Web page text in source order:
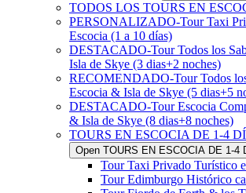
TODOS LOS TOURS EN
PERSONALIZADO-Tour Taxi
Escocia (1 a 10 días)
DESTACADO-Tour Todos los
Isla de Skye (3 dias+2 noches)
RECOMENDADO-Tour Todos
Escocia & Isla de Skye (5 dias+5
DESTACADO-Tour Escocia
& Isla de Skye (8 dias+8 noches)
TOURS EN ESCOCIA DE 1-4
Open TOURS EN ESCOCIA DE 1-4
Tour Taxi Privado Turístico
Tour Edimburgo Histórico